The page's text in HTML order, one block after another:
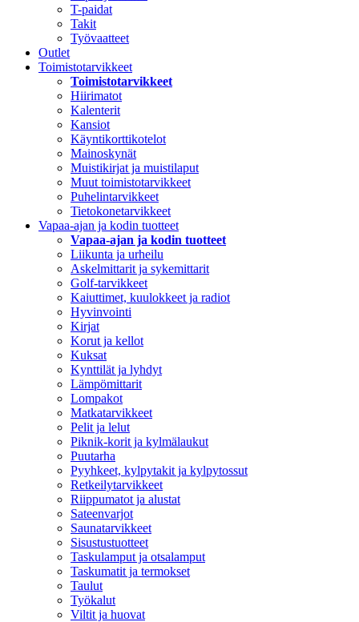
T-paidat
Takit
Työvaatteet
Outlet
Toimistotarvikkeet
Toimistotarvikkeet
Hiirimatot
Kalenterit
Kansiot
Käyntikorttikotelot
Mainoskynät
Muistikirjat ja muistilaput
Muut toimistotarvikkeet
Puhelintarvikkeet
Tietokonetarvikkeet
Vapaa-ajan ja kodin tuotteet
Vapaa-ajan ja kodin tuotteet
Liikunta ja urheilu
Askelmittarit ja sykemittarit
Golf-tarvikkeet
Kaiuttimet, kuulokkeet ja radiot
Hyvinvointi
Kirjat
Korut ja kellot
Kuksat
Kynttilät ja lyhdyt
Lämpömittarit
Lompakot
Matkatarvikkeet
Pelit ja lelut
Piknik-korit ja kylmälaukut
Puutarha
Pyyhkeet, kylpytakit ja kylpytossut
Retkeilytarvikkeet
Riippumatot ja alustat
Sateenvarjot
Saunatarvikkeet
Sisustustuotteet
Taskulamput ja otsalamput
Taskumatit ja termokset
Taulut
Työkalut
Viltit ja huovat